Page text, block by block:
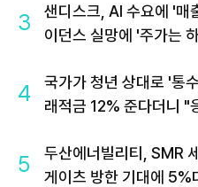
3
샌디스크, AI 수요에 '
이던스 실망에 '주가는
4
국가가 청년 상대로 '통
래적금 12% 준다더니 "
5
두산에너빌리티, SMR
게이츠 방한 기대에 5%